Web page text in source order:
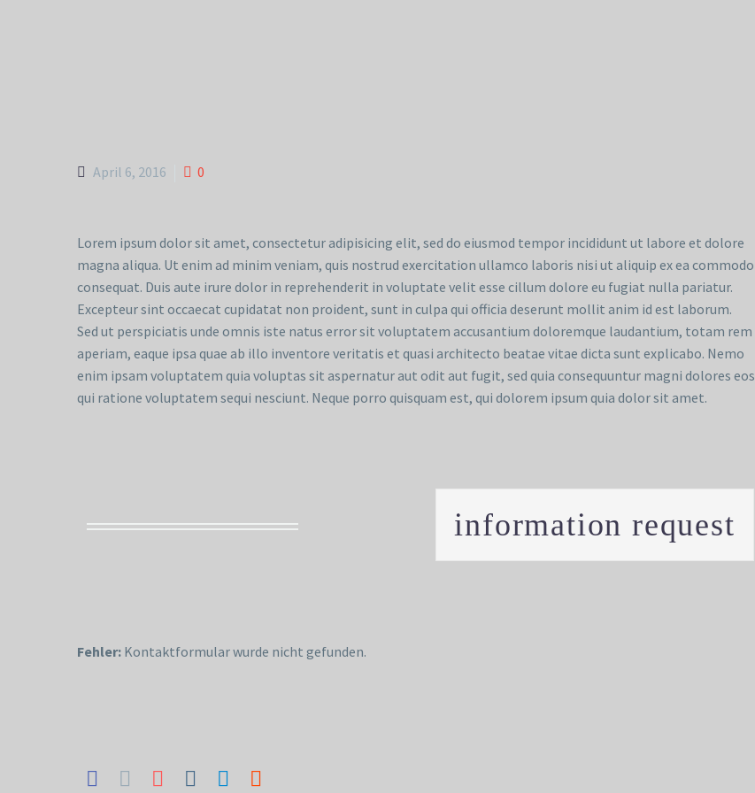
April 6, 2016 0
Lorem ipsum dolor sit amet, consectetur adipisicing elit, sed do eiusmod tempor incididunt ut labore et dolore
magna aliqua. Ut enim ad minim veniam, quis nostrud exercitation ullamco laboris nisi ut aliquip ex ea commodo
consequat. Duis aute irure dolor in reprehenderit in voluptate velit esse cillum dolore eu fugiat nulla pariatur.
Excepteur sint occaecat cupidatat non proident, sunt in culpa qui officia deserunt mollit anim id est laborum.
Sed ut perspiciatis unde omnis iste natus error sit voluptatem accusantium doloremque laudantium, totam rem
aperiam, eaque ipsa quae ab illo inventore veritatis et quasi architecto beatae vitae dicta sunt explicabo. Nemo
enim ipsam voluptatem quia voluptas sit aspernatur aut odit aut fugit, sed quia consequuntur magni dolores eos
qui ratione voluptatem sequi nesciunt. Neque porro quisquam est, qui dolorem ipsum quia dolor sit amet.
information request
Fehler: Kontaktformular wurde nicht gefunden.